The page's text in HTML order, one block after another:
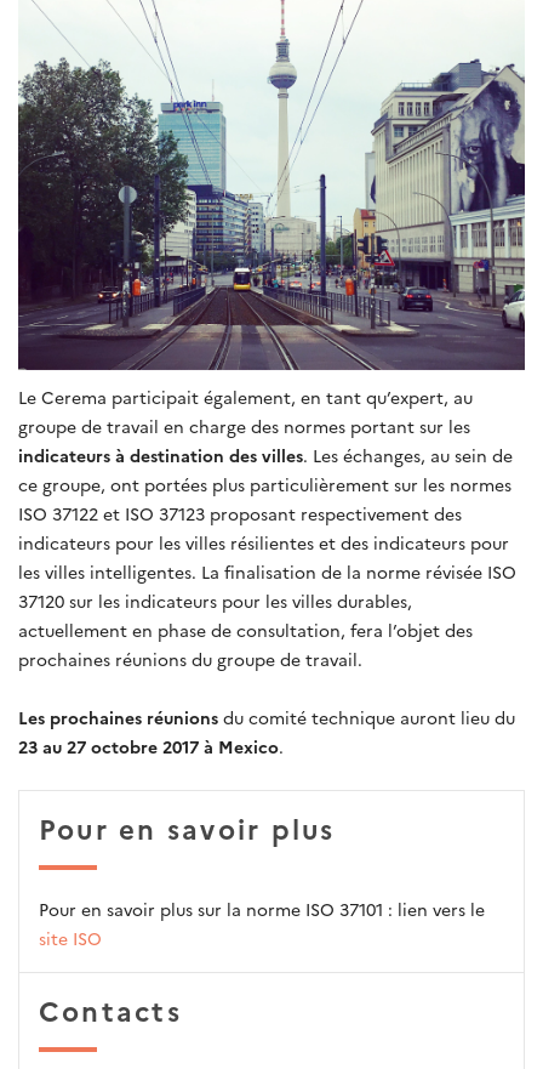
Le Cerema participait également, en tant qu’expert, au
groupe de travail en charge des normes portant sur les
indicateurs à destination des villes. Les échanges, au sein de
ce groupe, ont portées plus particulièrement sur les normes
ISO 37122 et ISO 37123 proposant respectivement des
indicateurs pour les villes résilientes et des indicateurs pour
les villes intelligentes. La finalisation de la norme révisée ISO
37120 sur les indicateurs pour les villes durables,
actuellement en phase de consultation, fera l’objet des
prochaines réunions du groupe de travail.
Les prochaines réunions du comité technique auront lieu du
23 au 27 octobre 2017 à Mexico.
Pour en savoir plus
Pour en savoir plus sur la norme ISO 37101 : lien vers le
site ISO
Contacts